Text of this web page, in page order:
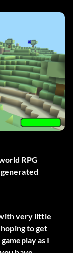
RPG
very little
to get
as I